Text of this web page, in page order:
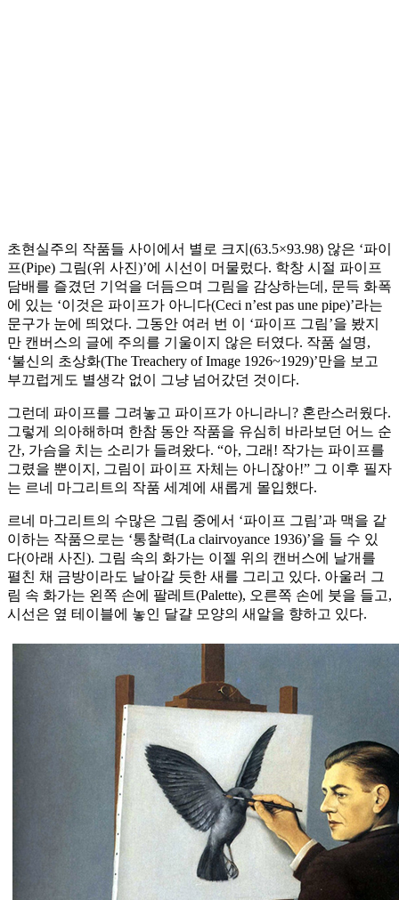
초현실주의 작품들 사이에서 별로 크지(63.5×93.98) 않은 ‘파이
프(Pipe) 그림(위 사진)’에 시선이 머물렀다. 학창 시절 파이프
담배를 즐겼던 기억을 더듬으며 그림을 감상하는데, 문득 화폭
에 있는 ‘이것은 파이프가 아니다(Ceci n’est pas une pipe)’라는
문구가 눈에 띄었다. 그동안 여러 번 이 ‘파이프 그림’을 봤지
만 캔버스의 글에 주의를 기울이지 않은 터였다. 작품 설명,
‘불신의 초상화(The Treachery of Image 1926~1929)’만을 보고
부끄럽게도 별생각 없이 그냥 넘어갔던 것이다.
그런데 파이프를 그려놓고 파이프가 아니라니? 혼란스러웠다.
그렇게 의아해하며 한참 동안 작품을 유심히 바라보던 어느 순
간, 가슴을 치는 소리가 들려왔다. “아, 그래! 작가는 파이프를
그렸을 뿐이지, 그림이 파이프 자체는 아니잖아!” 그 이후 필자
는 르네 마그리트의 작품 세계에 새롭게 몰입했다.
르네 마그리트의 수많은 그림 중에서 ‘파이프 그림’과 맥을 같
이하는 작품으로는 ‘통찰력(La clairvoyance 1936)’을 들 수 있
다(아래 사진). 그림 속의 화가는 이젤 위의 캔버스에 날개를
펼친 채 금방이라도 날아갈 듯한 새를 그리고 있다. 아울러 그
림 속 화가는 왼쪽 손에 팔레트(Palette), 오른쪽 손에 붓을 들고,
시선은 옆 테이블에 놓인 달걀 모양의 새알을 향하고 있다.